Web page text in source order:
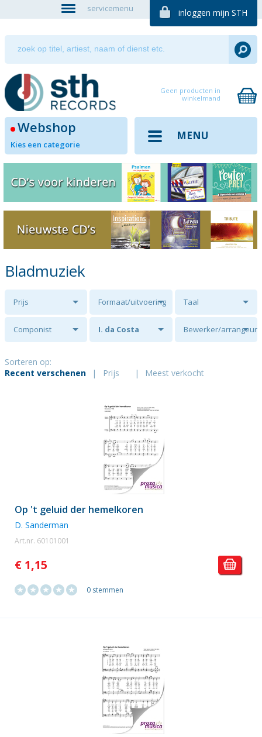
servicemenu inloggen mijn STH
Geen producten in
winkelmand
Webshop
Kies een categorie
MENU
Bladmuziek
Prijs Formaat/uitvoering Taal
Componist I. da Costa Bewerker/arrangeur
Sorteren op:
Recent verschenen
| Prijs | Meest verkocht
Op 't geluid der hemelkoren
D. Sanderman
Art.nr. 60101001
€ 1,15
0 stemmen